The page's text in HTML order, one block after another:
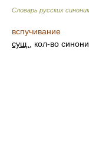
Словарь русских
вспучивание
сущ.
, кол-во